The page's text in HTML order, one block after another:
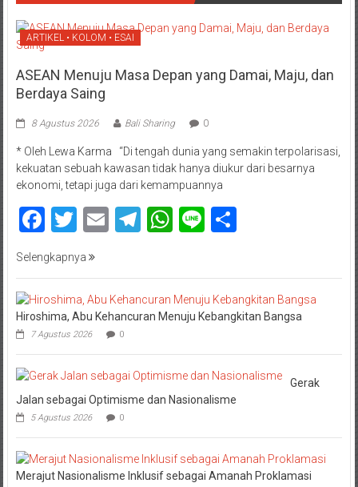
ARTIKEL • KOLOM • ESAI
ASEAN Menuju Masa Depan yang Damai, Maju, dan
Berdaya Saing
8 Agustus 2026 Bali Sharing 0
* Oleh Lewa Karma “Di tengah dunia yang semakin terpolarisasi,
kekuatan sebuah kawasan tidak hanya diukur dari besarnya
ekonomi, tetapi juga dari kemampuannya
Facebook
Twitter
EmailTelegram
WhatsApp
LineShare
Selengkapnya
Hiroshima, Abu Kehancuran Menuju Kebangkitan Bangsa
7 Agustus 2026 0
Gerak
Jalan sebagai Optimisme dan Nasionalisme
5 Agustus 2026 0
Merajut Nasionalisme Inklusif sebagai Amanah Proklamasi